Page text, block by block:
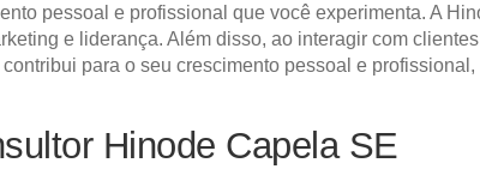
pessoal e profissional que você experimenta. A
e liderança. Além disso, ao interagir com
para o seu crescimento pessoal e
Hinode Capela SE